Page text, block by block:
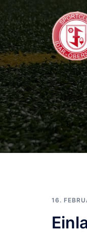
Inhalt
springen
Wir
–
seit
16.